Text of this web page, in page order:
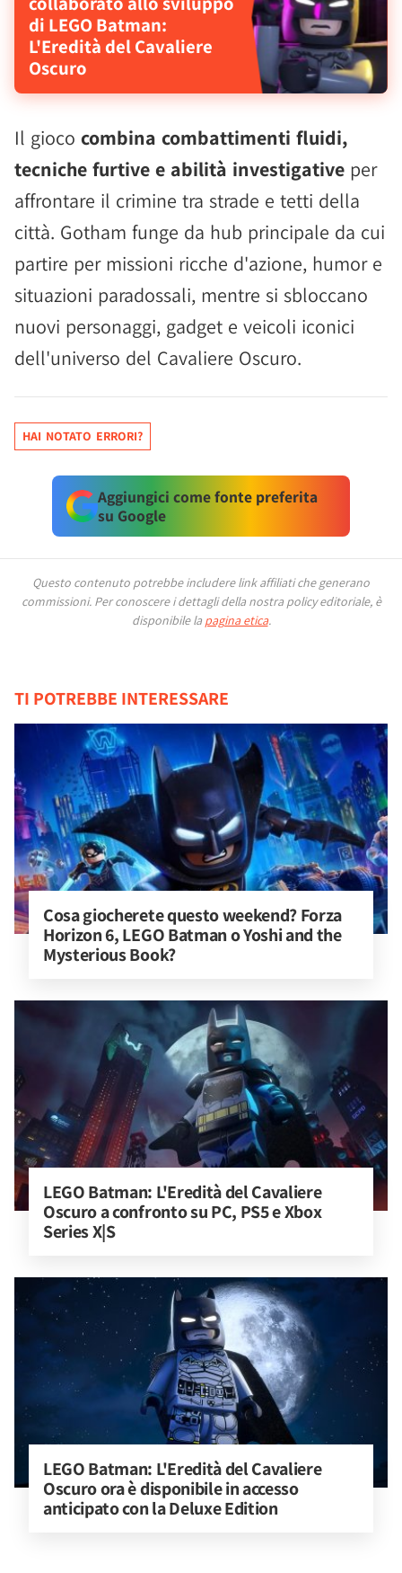
di LEGO Batman:
L'Eredità del Cavaliere
Oscuro
Il gioco combina combattimenti fluidi,
tecniche furtive e abilità investigative per
affrontare il crimine tra strade e tetti della
città. Gotham funge da hub principale da cui
partire per missioni ricche d'azione, humor e
situazioni paradossali, mentre si sbloccano
nuovi personaggi, gadget e veicoli iconici
dell'universo del Cavaliere Oscuro.
HAI NOTATO ERRORI?
Aggiungici come fonte preferita
su Google
Questo contenuto potrebbe includere link affiliati che generano
commissioni. Per conoscere i dettagli della nostra policy editoriale, è
disponibile la pagina etica.
TI POTREBBE INTERESSARE
Cosa giocherete questo weekend? Forza
Horizon 6, LEGO Batman o Yoshi and the
Mysterious Book?
LEGO Batman: L'Eredità del Cavaliere
Oscuro a confronto su PC, PS5 e Xbox
Series X|S
LEGO Batman: L'Eredità del Cavaliere
Oscuro ora è disponibile in accesso
anticipato con la Deluxe Edition